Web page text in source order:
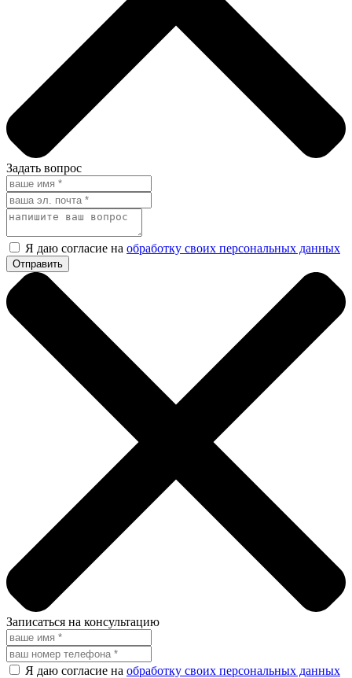
Задать вопрос
Я даю согласие на обработку своих персональных данных
Записаться на консультацию
Я даю согласие на обработку своих персональных данных